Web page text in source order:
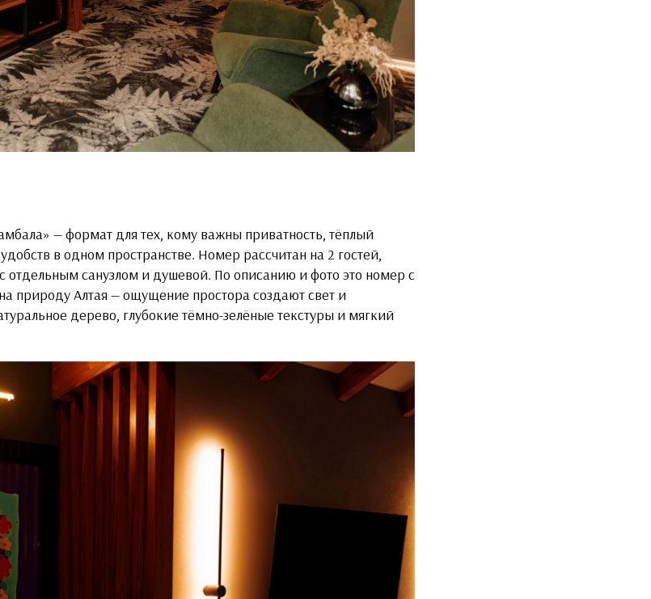
— формат для тех, кому важны приватность, тёплый
в одном пространстве. Номер рассчитан на 2 гостей,
отдельным санузлом и душевой. По описанию и фото это номер с
природу Алтая — ощущение простора создают свет и
дерево, глубокие тёмно-зелёные текстуры и мягкий